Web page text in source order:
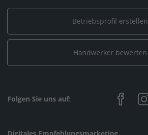
Betriebsprofil erstellen
Handwerker bewerten
Folgen Sie uns auf: